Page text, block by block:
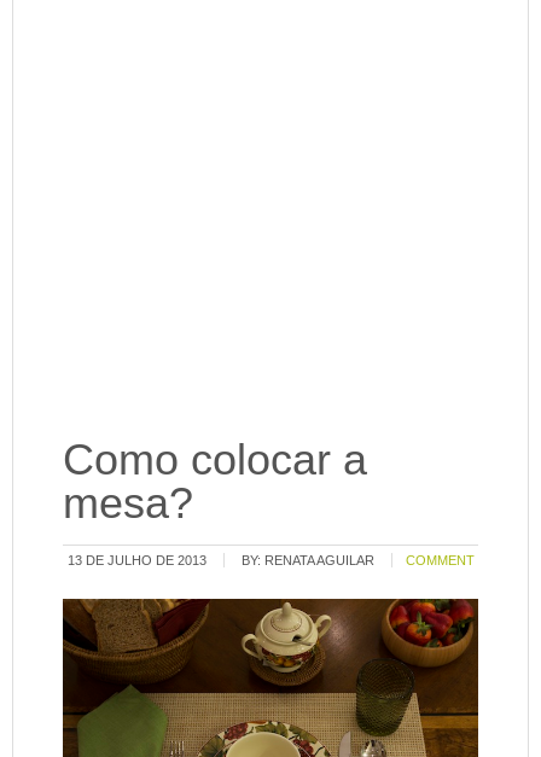
Como colocar a
mesa?
13 DE JULHO DE 2013 BY: RENATA AGUILAR COMMENT